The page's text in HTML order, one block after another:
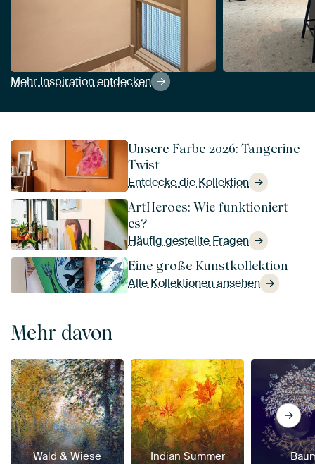
Mehr Inspiration entdecken
Unsere Farbe 2026: Tangerine
Twist
Entdecke die Kollektion
ArtHeroes: Wie funktioniert
es?
Häufig gestellte Fragen
Eine große Kunstkollektion
Alle Kollektionen ansehen
Mehr davon
Wald & Wiese Indian Summer